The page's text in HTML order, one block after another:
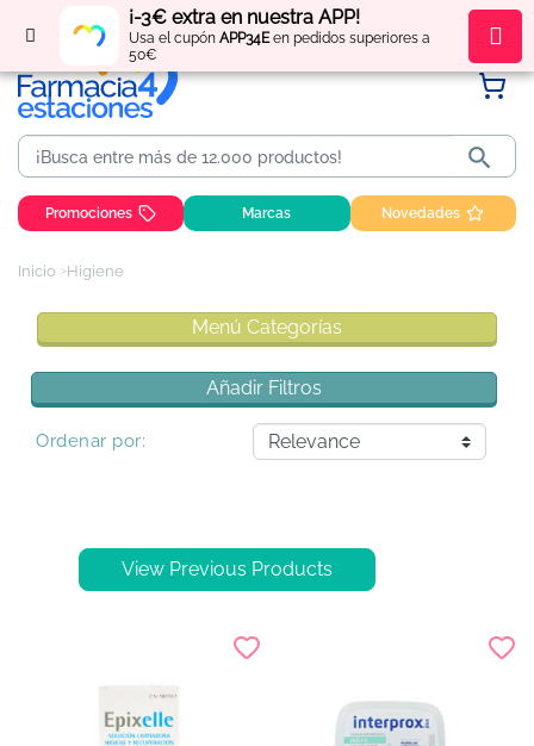
¡-3€ extra en nuestra APP!
Usa el cupón APP34Een pedidos superiores a
50€
Regístratey obténpuntos por tus compras

Promociones Marcas Novedades
Inicio Higiene
Menú Categorías
Añadir Filtros
Ordenar por:
View Previous Products